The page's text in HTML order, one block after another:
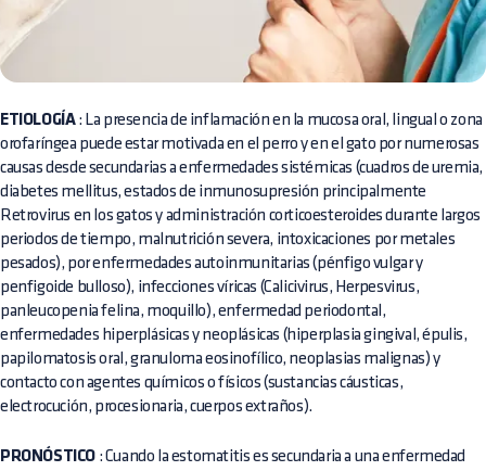
ETIOLOGÍA: La presencia de inflamación en la mucosa oral, lingual o zona
orofaríngea puede estar motivada en el perro y en el gato por numerosas
causas desde secundarias a enfermedades sistémicas (cuadros de uremia,
diabetes mellitus, estados de inmunosupresión principalmente
Retrovirus en los gatos y administración corticoesteroides durante largos
periodos de tiempo, malnutrición severa, intoxicaciones por metales
pesados), por enfermedades autoinmunitarias (pénfigo vulgar y
penfigoide bulloso), infecciones víricas (Calicivirus, Herpesvirus,
panleucopenia felina, moquillo), enfermedad periodontal,
enfermedades hiperplásicas y neoplásicas (hiperplasia gingival, épulis,
papilomatosis oral, granuloma eosinofílico, neoplasias malignas) y
contacto con agentes químicos o físicos (sustancias cáusticas,
electrocución, procesionaria, cuerpos extraños).
PRONÓSTICO : Cuando la estomatitis es secundaria a una enfermedad